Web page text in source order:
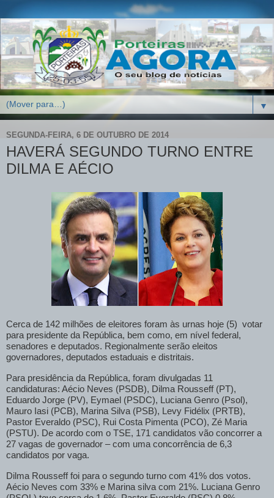
▼
SEGUNDA-FEIRA, 6 DE OUTUBRO DE 2014
HAVERÁ SEGUNDO TURNO ENTRE
DILMA E AÉCIO
Cerca de 142 milhões de eleitores foram às urnas hoje (5) votar
para presidente da República, bem como, em nível federal,
senadores e deputados. Regionalmente serão eleitos
governadores, deputados estaduais e distritais.
Para presidência da República, foram divulgadas 11
candidaturas: Aécio Neves (PSDB), Dilma Rousseff (PT),
Eduardo Jorge (PV), Eymael (PSDC), Luciana Genro (Psol),
Mauro Iasi (PCB), Marina Silva (PSB), Levy Fidélix (PRTB),
Pastor Everaldo (PSC), Rui Costa Pimenta (PCO), Zé Maria
(PSTU). De acordo com o TSE, 171 candidatos vão concorrer a
27 vagas de governador – com uma concorrência de 6,3
candidatos por vaga.
Dilma Rousseff foi para o segundo turno com 41% dos votos.
Aécio Neves com 33% e Marina silva com 21%. Luciana Genro